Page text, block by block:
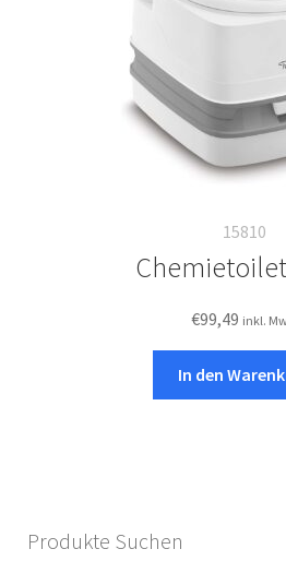
15810
€99,49 inkl.
In den
Produkte Suchen